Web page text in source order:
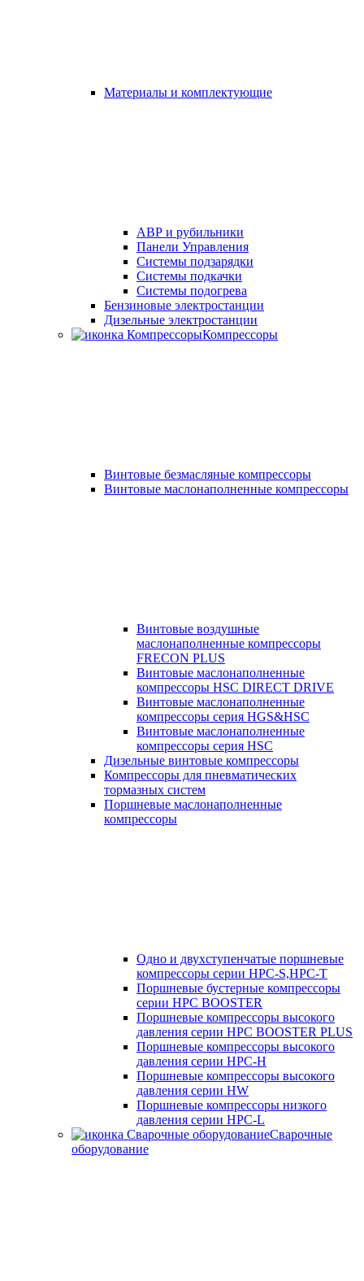
Материалы и комплектующие
АВР и рубильники
Панели Управления
Системы подзарядки
Системы подкачки
Системы подогрева
Бензиновые электростанции
Дизельные электростанции
Компрессоры
Винтовые безмасляные компрессоры
Винтовые маслонаполненные компрессоры
Винтовые воздушные
маслонаполненные компрессоры
FRECON PLUS
Винтовые маслонаполненные
компрессоры HSC DIRECT DRIVE
Винтовые маслонаполненные
компрессоры серия HGS&HSC
Винтовые маслонаполненные
компрессоры серия HSC
Дизельные винтовые компрессоры
Компрессоры для пневматических
тормазных систем
Поршневые маслонаполненные
компрессоры
Одно и двухступенчатые поршневые
компрессоры серии HPC-S,HPC-T
Поршневые бустерные компрессоры
серии HPC BOOSTER
Поршневые компрессоры высокого
давления серии HPC BOOSTER PLUS
Поршневые компрессоры высокого
давления серии HPC-H
Поршневые компрессоры высокого
давления серии HW
Поршневые компрессоры низкого
давления серии HPC-L
Сварочные
оборудование